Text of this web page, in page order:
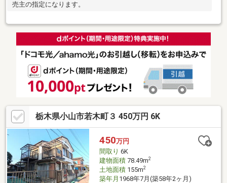
売主の指定になります。
栃木県小山市若木町３ 450万円 6K
450万円
間取り 6K
建物面積78.49m2
土地面積155m2
築年月 1968年7月(築58年2ヶ月)